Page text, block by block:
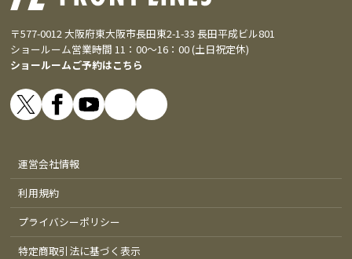
〒577-0012 大阪府東大阪市長田東2-1-33 長田平成ビル801
ショールーム営業時間 11：00～16：00 (土日祝定休)
ショールームご予約はこちら
運営会社情報
利用規約
プライバシーポリシー
特定商取引法に基づく表示